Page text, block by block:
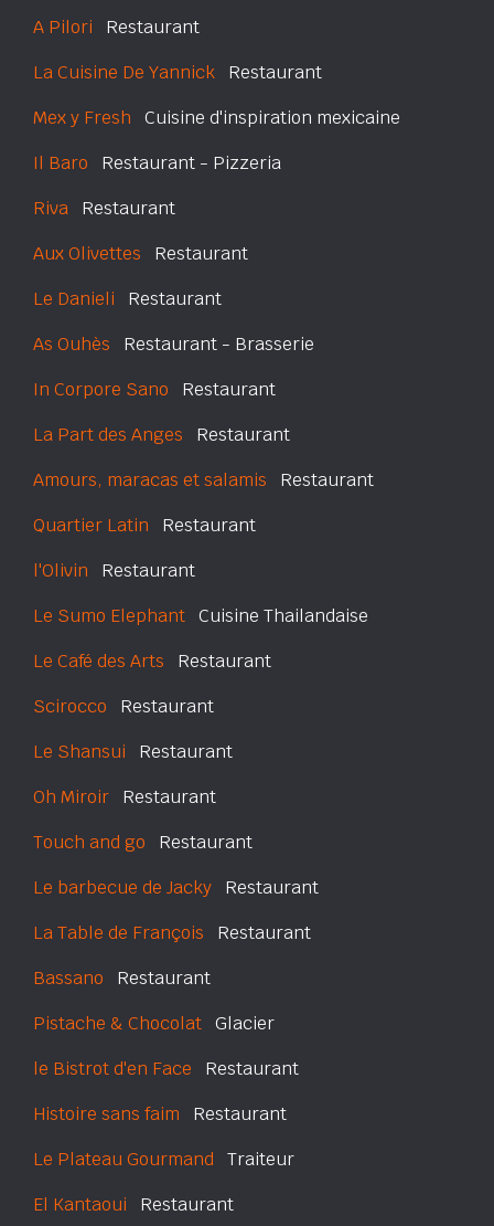
A Pilori Restaurant
La Cuisine De Yannick Restaurant
Mex y Fresh Cuisine d'inspiration mexicaine
Il Baro Restaurant - Pizzeria
Riva Restaurant
Aux Olivettes Restaurant
Le Danieli Restaurant
As Ouhès Restaurant - Brasserie
In Corpore Sano Restaurant
La Part des Anges Restaurant
Amours, maracas et salamis Restaurant
Quartier Latin Restaurant
l'Olivin Restaurant
Le Sumo Elephant Cuisine Thailandaise
Le Café des Arts Restaurant
Scirocco Restaurant
Le Shansui Restaurant
Oh Miroir Restaurant
Touch and go Restaurant
Le barbecue de Jacky Restaurant
La Table de François Restaurant
Bassano Restaurant
Pistache & Chocolat Glacier
le Bistrot d'en Face Restaurant
Histoire sans faim Restaurant
Le Plateau Gourmand Traiteur
El Kantaoui Restaurant